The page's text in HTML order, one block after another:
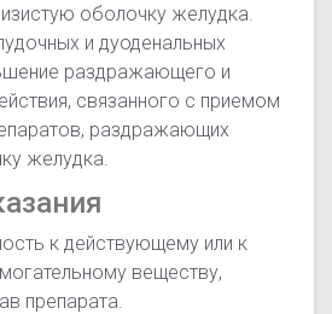
оболочку желудка.
и дуоденальных
раздражающего и
связанного с приемом
раздражающих
желудка.
к действующему или к
веществу,
препарата.